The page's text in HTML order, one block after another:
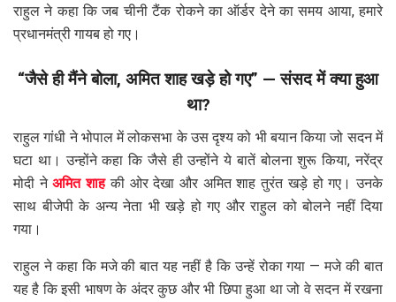
राहुल ने कहा कि जब चीनी टैंक रोकने का ऑर्डर देने का समय आया, हमारे
प्रधानमंत्री गायब हो गए।
“जैसे ही मैंने बोला, अमित शाह खड़े हो गए” — संसद में क्या हुआ
था?
राहुल गांधी ने भोपाल में लोकसभा के उस दृश्य को भी बयान किया जो सदन में
घटा था। उन्होंने कहा कि जैसे ही उन्होंने ये बातें बोलना शुरू किया, नरेंद्र
मोदी नेअमित शाहकी ओर देखा और अमित शाह तुरंत खड़े हो गए। उनके
साथ बीजेपी के अन्य नेता भी खड़े हो गए और राहुल को बोलने नहीं दिया
गया।
राहुल ने कहा कि मजे की बात यह नहीं है कि उन्हें रोका गया — मजे की बात
यह है कि इसी भाषण के अंदर कुछ और भी छिपा हुआ था जो वे सदन में रखना